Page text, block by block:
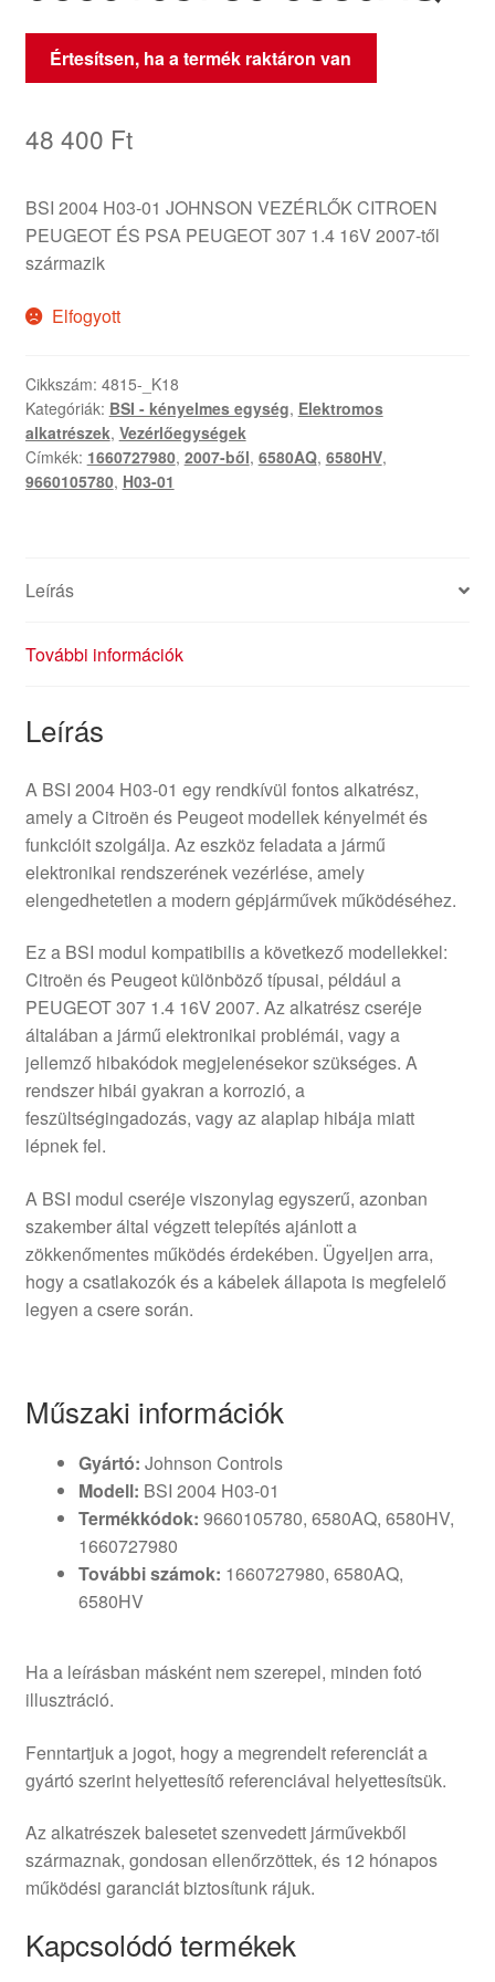
Értesítsen, ha a termék raktáron van
48 400 Ft
BSI 2004 H03-01 JOHNSON VEZÉRLŐK CITROEN
PEUGEOT ÉS PSA PEUGEOT 307 1.4 16V 2007-től
származik
Elfogyott
Cikkszám: 4815-_K18
Kategóriák: BSI - kényelmes egység, Elektromos
alkatrészek, Vezérlőegységek
Címkék: 1660727980, 2007-ből, 6580AQ, 6580HV,
9660105780, H03-01
Leírás
További információk
Leírás
A BSI 2004 H03-01 egy rendkívül fontos alkatrész,
amely a Citroën és Peugeot modellek kényelmét és
funkcióit szolgálja. Az eszköz feladata a jármű
elektronikai rendszerének vezérlése, amely
elengedhetetlen a modern gépjárművek működéséhez.
Ez a BSI modul kompatibilis a következő modellekkel:
Citroën és Peugeot különböző típusai, például a
PEUGEOT 307 1.4 16V 2007. Az alkatrész cseréje
általában a jármű elektronikai problémái, vagy a
jellemző hibakódok megjelenésekor szükséges. A
rendszer hibái gyakran a korrozió, a
feszültségingadozás, vagy az alaplap hibája miatt
lépnek fel.
A BSI modul cseréje viszonylag egyszerű, azonban
szakember által végzett telepítés ajánlott a
zökkenőmentes működés érdekében. Ügyeljen arra,
hogy a csatlakozók és a kábelek állapota is megfelelő
legyen a csere során.
Műszaki információk
Gyártó: Johnson Controls
Modell: BSI 2004 H03-01
Termékkódok: 9660105780, 6580AQ, 6580HV,
1660727980
További számok: 1660727980, 6580AQ,
6580HV
Ha a leírásban másként nem szerepel, minden fotó
illusztráció.
Fenntartjuk a jogot, hogy a megrendelt referenciát a
gyártó szerint helyettesítő referenciával helyettesítsük.
Az alkatrészek balesetet szenvedett járművekből
származnak, gondosan ellenőrzöttek, és 12 hónapos
működési garanciát biztosítunk rájuk.
Kapcsolódó termékek